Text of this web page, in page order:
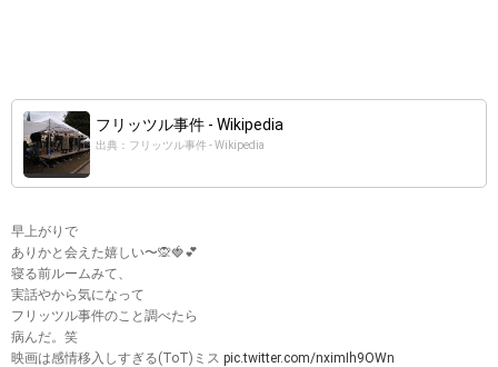
フリッツル事件 - Wikipedia
出典：フリッツル事件 - Wikipedia
早上がりで
ありかと会えた嬉しい〜🙊🍓💕
寝る前ルームみて、
実話やから気になって
フリッツル事件のこと調べたら
病んだ。笑
映画は感情移入しすぎる(ToT)ミス pic.twitter.com/nximIh9OWn